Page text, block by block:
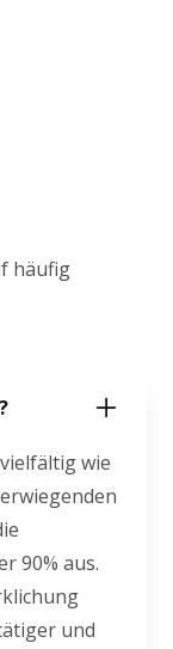
häufig
wie
90% aus.
und